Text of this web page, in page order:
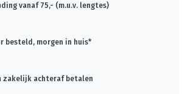
vanaf 75,- (m.u.v. lengtes)
besteld, morgen in huis*
zakelijk achteraf betalen